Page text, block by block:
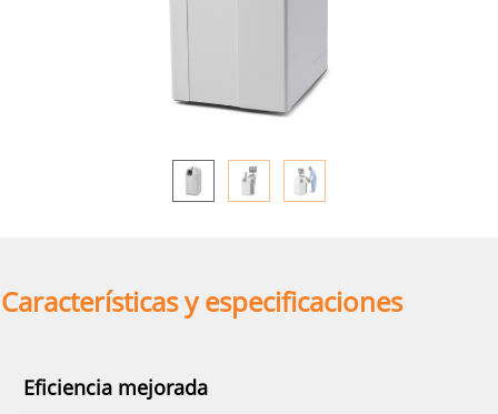
Características y especificaciones
Eficiencia mejorada